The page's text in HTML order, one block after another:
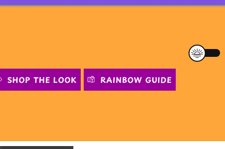
SHOP THE LOOK RAINBOW GUIDE